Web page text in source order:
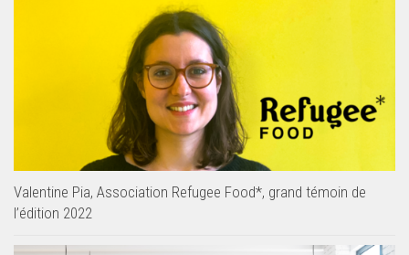
Valentine Pia, Association Refugee Food*, grand témoin de
l’édition 2022